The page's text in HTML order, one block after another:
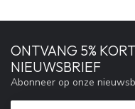
ONTVANG 5%
NIEUWSBRIEF
Abonneer op onze